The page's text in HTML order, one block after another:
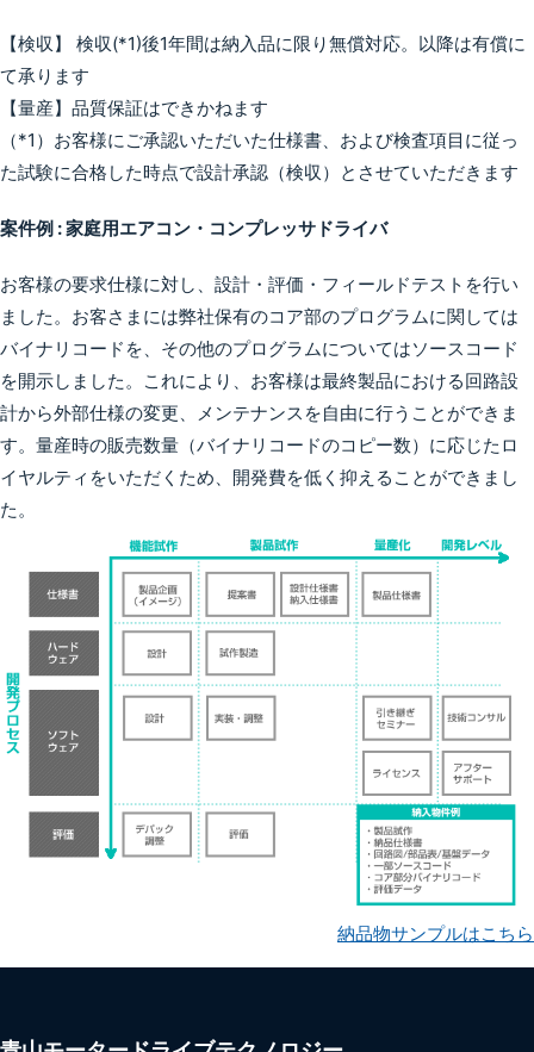
【検収】 検収(*1)後1年間は納入品に限り無償対応。以降は有償に
て承ります
【量産】品質保証はできかねます
（*1）お客様にご承認いただいた仕様書、および検査項目に従っ
た試験に合格した時点で設計承認（検収）とさせていただきます
案件例 : 家庭用エアコン・コンプレッサドライバ
お客様の要求仕様に対し、設計・評価・フィールドテストを行い
ました。お客さまには弊社保有のコア部のプログラムに関しては
バイナリコードを、その他のプログラムについてはソースコード
を開示しました。これにより、お客様は最終製品における回路設
計から外部仕様の変更、メンテナンスを自由に行うことができま
す。量産時の販売数量（バイナリコードのコピー数）に応じたロ
イヤルティをいただくため、開発費を低く抑えることができまし
た。
納品物サンプルはこちら